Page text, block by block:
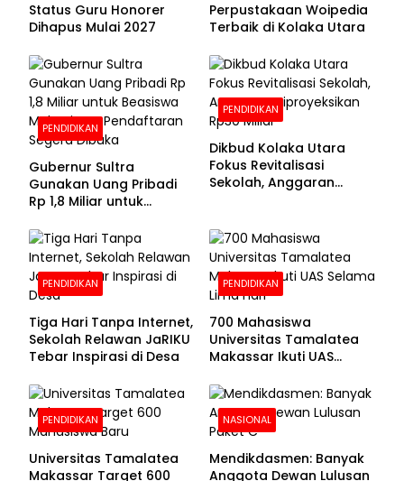
Status Guru Honorer
Dihapus Mulai 2027
Perpustakaan Woipedia
Terbaik di Kolaka Utara
PENDIDIKAN
Gubernur Sultra
Gunakan Uang Pribadi
Rp 1,8 Miliar untuk
Pendaftaran Segera
Dibuka
PENDIDIKAN
Dikbud Kolaka Utara
Fokus Revitalisasi
Sekolah, Anggaran
PENDIDIKAN
Tiga Hari Tanpa Internet,
Sekolah Relawan JaRIKU
Tebar Inspirasi di Desa
PENDIDIKAN
700 Mahasiswa
Universitas Tamalatea
Makassar Ikuti UAS
PENDIDIKAN
Universitas Tamalatea
Makassar Target 600
NASIONAL
Mendikdasmen: Banyak
Anggota Dewan Lulusan